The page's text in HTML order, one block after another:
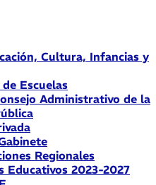
Cultura, Infancias y
Escuelas
Administrativo de la
Regionales
Educativos 2023-2027